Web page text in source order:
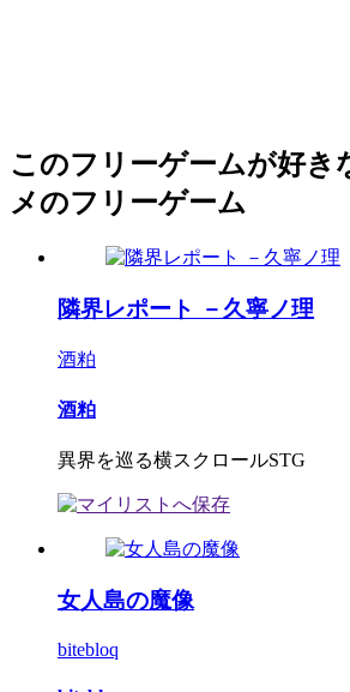
このフリーゲームが好き
メのフリーゲーム
隣界レポート －久寧ノ理
酒粕
酒粕
異界を巡る横スクロールSTG
女人島の魔像
bitebloq